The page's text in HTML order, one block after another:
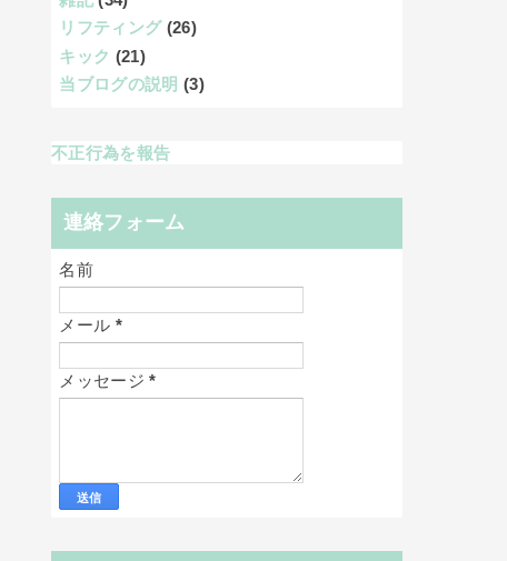
リフティング (26)
キック (21)
当ブログの説明 (3)
不正行為を報告
連絡フォーム
名前
メール *
メッセージ*